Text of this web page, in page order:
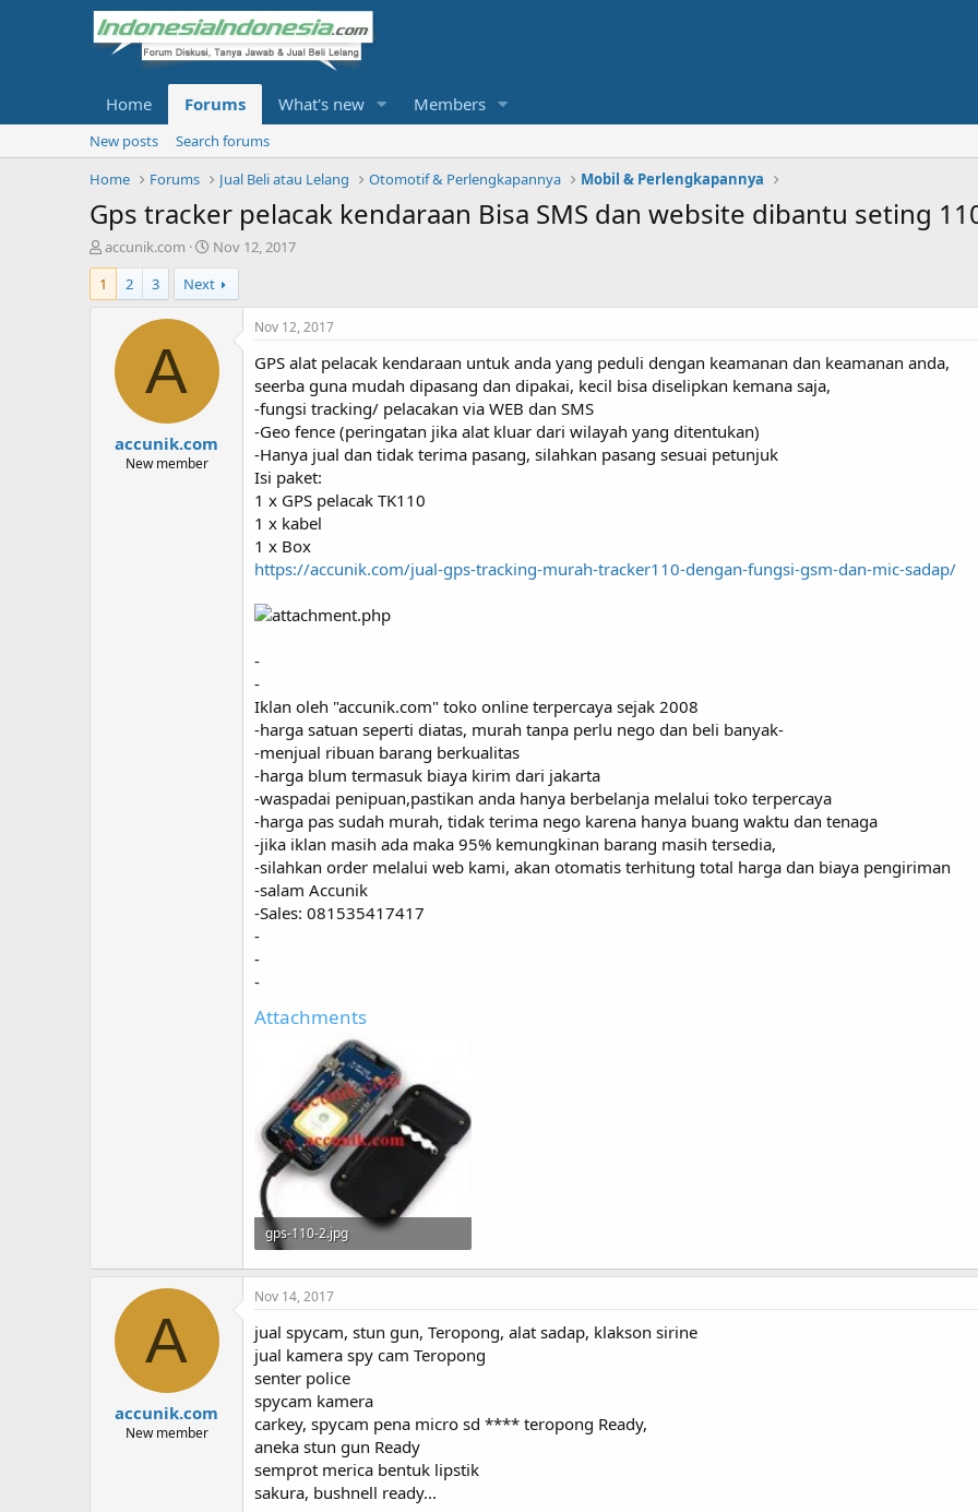
Home Forums What's new Members
New posts
Search forums
Home
Forums Jual Beli atau Lelang Otomotif & Perlengkapannya Mobil & Perlengkapannya
Gps tracker pelacak kendaraan Bisa SMS dan website dibantu seting
T
h
r
e
accunik.com
S
t
a
r
d
a
t
e
Nov 12, 2017
1
2 3 Next
A
accunik.com
New member
Nov 12, 2017
GPS alat pelacak kendaraan untuk anda yang peduli dengan keamanan dan keamanan anda,
seerba guna mudah dipasang dan dipakai, kecil bisa diselipkan kemana saja,
-fungsi tracking/ pelacakan via WEB dan SMS
-Geo fence (peringatan jika alat kluar dari wilayah yang ditentukan)
-Hanya jual dan tidak terima pasang, silahkan pasang sesuai petunjuk
Isi paket:
1 x GPS pelacak TK110
1 x kabel
1 x Box
https://accunik.com/jual-gps-tracking-murah-tracker110-dengan-fungsi-gsm-dan-mic-sadap/
-
-
Iklan oleh "accunik.com" toko online terpercaya sejak 2008
-harga satuan seperti diatas, murah tanpa perlu nego dan beli banyak-
-menjual ribuan barang berkualitas
-harga blum termasuk biaya kirim dari jakarta
-waspadai penipuan,pastikan anda hanya berbelanja melalui toko terpercaya
-harga pas sudah murah, tidak terima nego karena hanya buang waktu dan tenaga
-jika iklan masih ada maka 95% kemungkinan barang masih tersedia,
-silahkan order melalui web kami, akan otomatis terhitung total harga dan biaya pengiriman
-salam Accunik
-Sales: 081535417417
-
-
-
Attachments
gps-110-2.jpg
48.4 KB · Views: 176
A
accunik.com
New member
Nov 14, 2017
jual spycam, stun gun, Teropong, alat sadap, klakson sirine
jual kamera spy cam Teropong
senter police
spycam kamera
carkey, spycam pena micro sd **** teropong Ready,
aneka stun gun Ready
semprot merica bentuk lipstik
sakura, bushnell ready...